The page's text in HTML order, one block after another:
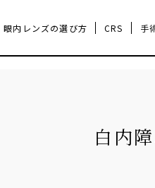
眼内レンズの選び方 CRS 手
白内